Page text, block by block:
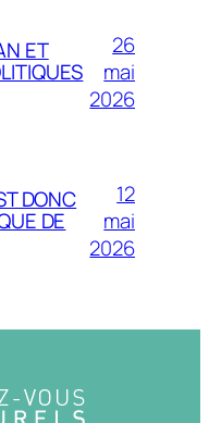
ET
26
mai
2026
DONC
DE
12
mai
2026